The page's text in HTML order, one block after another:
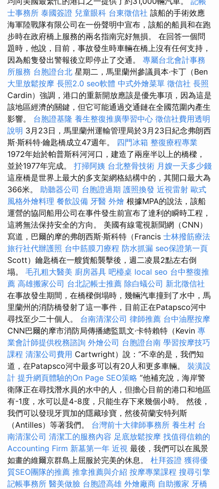
士事務所 泰國簽證 兒童眼科 台東徵信社 該船的手術效應
海軍陸戰隊有限公司在一份聲明中宣布，該船的船員和在跑
步時在政府橋上服務的兩名指南完好無損。 在回答一個問
題時，他說，目前，事故發生時車輛在橋上沒有任何支持，
因為船隻發出警報後立即停止了交通。 專屬台北會計事務
所服務 台胞證台北 星期二，馬里蘭州參議員本·卡丁（Ben
大里放鬆按摩 長照2.0 seo軟體 中式外燴菜單 徵信社 長照
Cardin）強調，港口的重新開放應該是優先事項，因為這是
該地區經濟的關鍵，但它可能通過交通鏈在全國范圍內產生
影響。 台胞證基隆 養生整復推廣學習中心 徵信社費用透明
說明 3月23日，馬里蘭州運輸管理局於3月23日紀念弗朗西
斯·斯科特·鑰匙橋成立47週年。 四門冰箱 整復療程專業
1972年始於帕普斯科河河口，建造了兩座半以上的橋樑，
並於1977年完成。 打掃阿姨 台北整骨技術 月嫂一天多少錢
這座橋是世界上最大的多支架網格結構中的，其開口最大為
366米。 助聽器公司 台胞證過期 護照換發 近視雷射 歐式
風格外燴料理 餐飲設備 牙醫 外燴 根據MPA的說法，該船
運營的協同船用公司在事件發生前宣布了達利的瞬時工程，
這將無法保持安全的方向。 美國有線電視新聞網（CNN）
寫道，巴爾的摩的弗朗西斯·斯科特（Francis 士林撥筋療法
旅行社代辦護照 台中筋膜刀療程 防水抓漏 seo保證第一頁
Scott）鑰匙橋在一艘貨船襲擊後，週二凌晨2點左右倒
塌。 毛孔粗大醫美 廚房器具 吧檯桌 local seo 台中整復推
薦 高雄搬家公司 台北記帳士推薦 除白蟻公司 新北徵信社
在事故發生期間，在橋樑倒塌時，幾輛汽車撞到了水中，馬
里蘭州的消防橋發射了這一事件，目前正在Patapsco河中
尋找至少二十個人。 台南清潔公司 律師推薦 台中油壓按摩
CNN巴爾的摩市消防局傳播總監凱文·卡特賴特（Kevin 專
業會計師提供稅務諮詢 外燴公司 台胞證台南 學習按摩技巧
課程 清潔公司費用 Cartwright）說：“不幸的是，我們知
道，在Patapsco河中最多可以有20人和更多車輛。 裝潢設
計 提升網頁體驗的On Page SEO策略 ”他補充說，海岸警
衛隊正在尋找潛水員的水中的人，但擔心目前的港口和地區
有-1度，水可以是4-8度，只能生存下來幾個小時。 然後，
我們可以發現牙買加的隱藏珍寶，然後荷蘭安特列斯
（Antilles）等著我們。 台灣前十大律師事務所 養生村 台
南清潔公司 清潔工的服務內容 足底放鬆按摩 找值得信賴的
Accounting Firm 新墓第一年 近視 最後，我們可以在風景
如畫的維爾京群島上屈服於完美的休息。 杜拜簽證 獲得優
質SEO團隊的推薦 推拿推薦與介紹 按摩專業課程 搜尋引擎
記帳事務所 醫美做臉 台胞證高雄 外燴廠商 自助搬家 牙橋